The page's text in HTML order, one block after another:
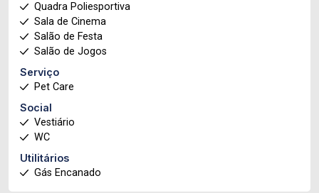
Quadra Poliesportiva
Sala de Cinema
Salão de Festa
Salão de Jogos
Serviço
Pet Care
Social
Vestiário
WC
Utilitários
Gás Encanado